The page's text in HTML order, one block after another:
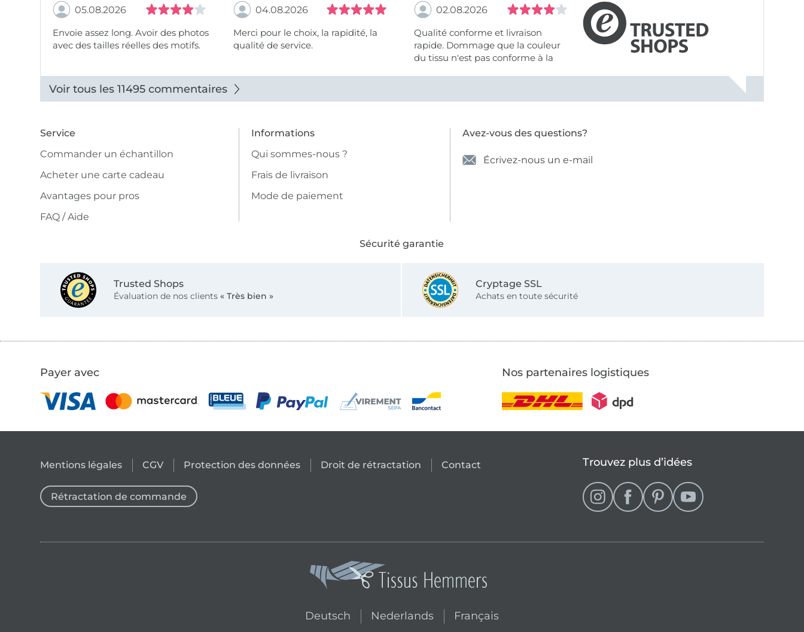
05.08.2026
Envoie assez long. Avoir des photos
avec des tailles réelles des motifs.
04.08.2026
Merci pour le choix, la rapidité, la
qualité de service.
02.08.2026
Qualité conforme et livraison
rapide. Dommage que la couleur
du tissu n'est pas conforme à la
Voir tous les 11495 commentaires
Service
Commander un échantillon
Acheter une carte cadeau
Avantages pour pros
FAQ / Aide
Informations
Qui sommes-nous ?
Frais de livraison
Mode de paiement
Avez-vous des questions?
Écrivez-nous un e-mail
Sécurité garantie
Trusted Shops
Évaluation de nos clients « Très bien »
Cryptage SSL
Achats en toute sécurité
Payer avec Nos partenaires logistiques
Mentions légales CGV Protection des données Droit de rétractation Contact
Rétractation de commande
Trouvez plus d’idées
Deutsch Nederlands
Passer à la boutique néerlandaise
Français
Passer à la boutique française (actuellement sélectionné)